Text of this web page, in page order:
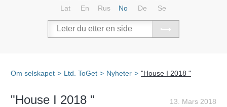
Lat En Rus No De Se
Om selskapet > Ltd. ToGet > Nyheter > "House I 2018 "
13. Mars 2018
"House I 2018 "